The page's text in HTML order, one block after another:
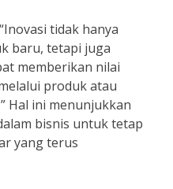
tidak hanya
baru, tetapi juga
memberikan nilai
produk atau
Hal ini menunjukkan
bisnis untuk tetap
yang terus